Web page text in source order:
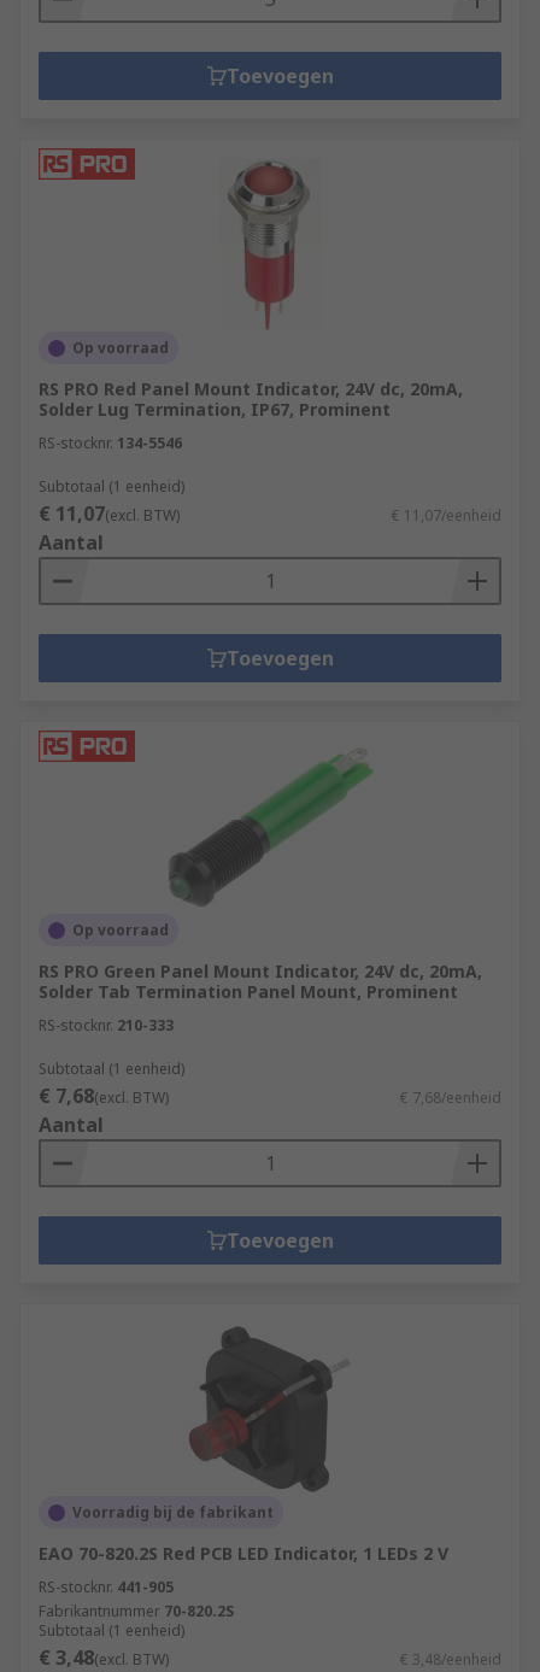
Toevoegen
Op voorraad
RS PRO Red Panel Mount Indicator, 24V dc, 20mA,
Solder Lug Termination, IP67, Prominent
RS-stocknr. 134-5546
Subtotaal (1 eenheid)
€ 11,07(excl. BTW) € 11,07/eenheid
Aantal
Toevoegen
Op voorraad
RS PRO Green Panel Mount Indicator, 24V dc, 20mA,
Solder Tab Termination Panel Mount, Prominent
RS-stocknr. 210-333
Subtotaal (1 eenheid)
€ 7,68(excl. BTW) € 7,68/eenheid
Aantal
Toevoegen
Voorradig bij de fabrikant
EAO 70-820.2S Red PCB LED Indicator, 1 LEDs 2 V
RS-stocknr. 441-905
Fabrikantnummer 70-820.2S
Subtotaal (1 eenheid)
€ 3,48(excl. BTW) € 3,48/eenheid